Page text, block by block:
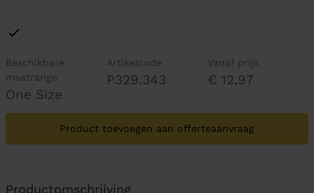
Beschikbare
maatrange
One Size
Artikelcode
P329.343
Vanaf prijs
€ 12,97
Product toevoegen aan offerteaanvraag
Productomschrijving